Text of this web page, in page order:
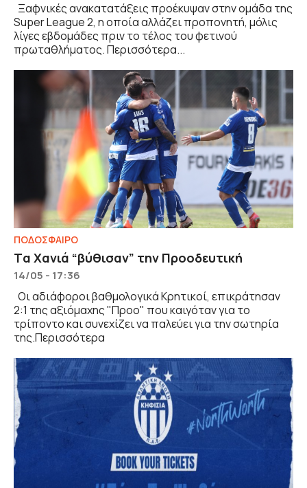
Ξαφνικές ανακατατάξεις προέκυψαν στην ομάδα της
Super League 2, η οποία αλλάζει προπονητή, μόλις
λίγες εβδομάδες πριν το τέλος του φετινού
πρωταθλήματος. Περισσότερα...
ΠΟΔΟΣΦΑΙΡΟ
Tα Χανιά “βύθισαν” την Προοδευτική
14/05 - 17:36
Οι αδιάφοροι βαθμολογικά Κρητικοί, επικράτησαν
2:1 της αξιόμαχης "Προο" που καιγόταν για το
τρίποντο και συνεχίζει να παλεύει για την σωτηρία
της.Περισσότερα